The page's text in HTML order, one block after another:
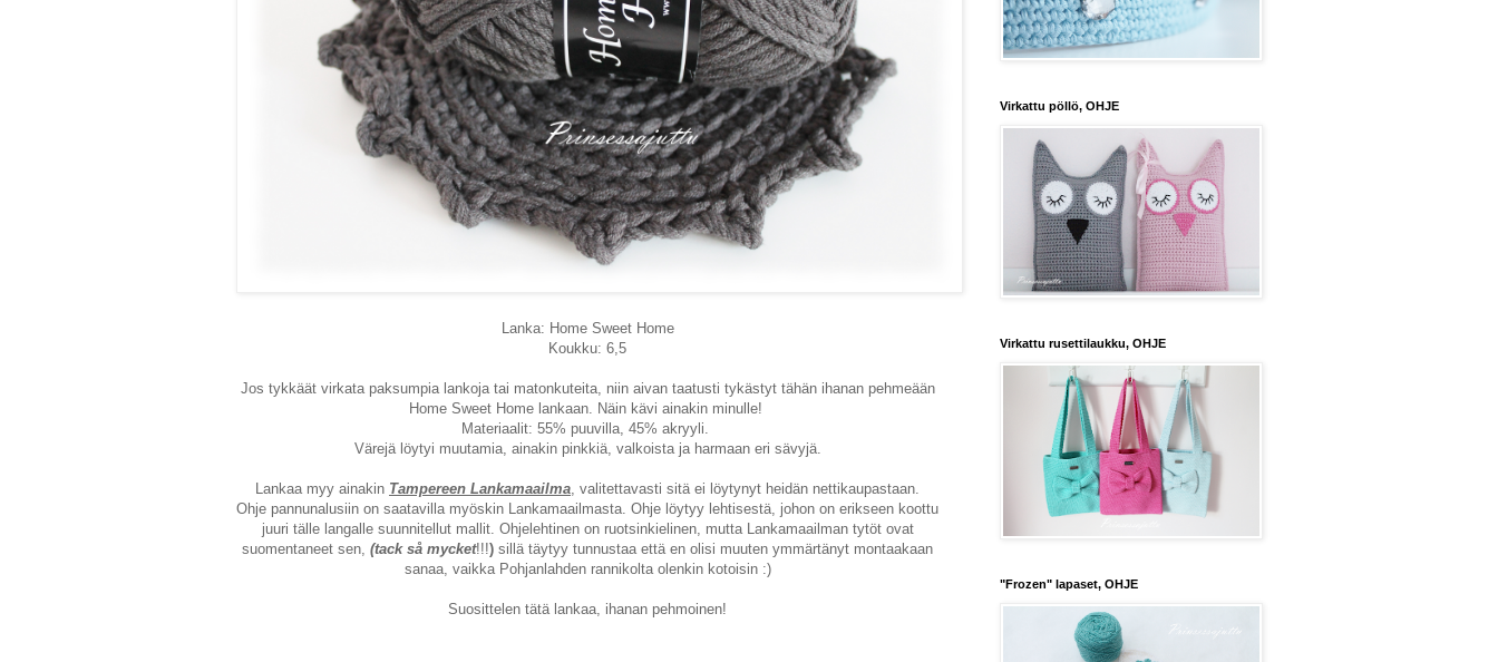
Lanka: Home Sweet Home
Koukku: 6,5
Jos tykkäät virkata paksumpia lankoja tai matonkuteita, niin aivan taatusti tykästyt tähän ihanan pehmeään
Home Sweet Home lankaan. Näin kävi ainakin minulle!
Materiaalit: 55% puuvilla, 45% akryyli.
Värejä löytyi muutamia, ainakin pinkkiä, valkoista ja harmaan eri sävyjä.
Lankaa myy ainakin Tampereen Lankamaailma, valitettavasti sitä ei löytynyt heidän nettikaupastaan.
Ohje pannunalusiin on saatavilla myöskin Lankamaailmasta. Ohje löytyy lehtisestä, johon on erikseen koottu
juuri tälle langalle suunnitellut mallit. Ohjelehtinen on ruotsinkielinen, mutta Lankamaailman tytöt ovat
suomentaneet sen, (tack så mycket!!!) sillä täytyy tunnustaa että en olisi muuten ymmärtänyt montaakaan
sanaa, vaikka Pohjanlahden rannikolta olenkin kotoisin :)
Suosittelen tätä lankaa, ihanan pehmoinen!
Virkattu pöllö, OHJE
Virkattu rusettilaukku, OHJE
"Frozen" lapaset, OHJE